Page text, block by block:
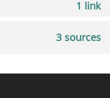
1 link
3 sources